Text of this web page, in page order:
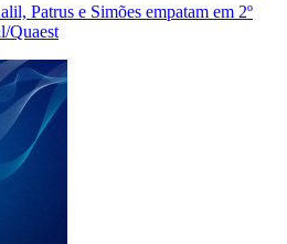
Patrus e Simões empatam em 2º
Quaest